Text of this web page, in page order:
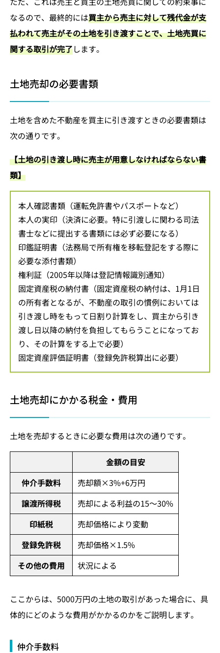
なるので、最終的には買主から売主に対して残代金が支
払われて売主がその土地を引き渡すことで、土地売買に
関する取引が完了します。
土地売却の必要書類
土地を含めた不動産を買主に引き渡すときの必要書類は
次の通りです。
【土地の引き渡し時に売主が用意しなければならない書
類】
本人確認書類（運転免許書やパスポートなど）
本人の実印（決済に必要。特に引渡しに関わる司法
書士などに提出する書類には必ず必要になる）
印鑑証明書（法務局で所有権を移転登記をする際に
必要な添付書類）
権利証（2005年以降は登記情報識別通知）
固定資産税の納付書（固定資産税の納付は、1月1日
の所有者となるが、不動産の取引の慣例においては
引き渡し時をもって日割り計算をし、買主から引き
渡し日以降の納付を負担してもらうことになってお
り、その計算をする上で必要）
固定資産評価証明書（登録免許税算出に必要）
土地売却にかかる税金・費用
土地を売却するときに必要な費用は次の通りです。
金額の目安
仲介手数料
売却額×3%+6万円
譲渡所得税
売却による利益の15～30%
印紙税
売却価格により変動
登録免許税
売却価格×1.5%
その他の費用
状況による
ここからは、5000万円の土地の取引があった場合に、具
体的にどのような費用がかかるのかをご説明します。
仲介手数料